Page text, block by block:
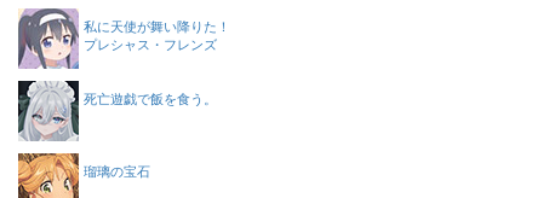
私に天使が舞い降りた！
プレシャス・フレンズ
死亡遊戯で飯を食う。
瑠璃の宝石